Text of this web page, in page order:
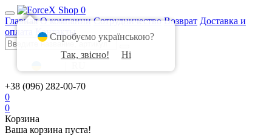
0
Главная О компании Сотрудничество Возврат Доставка и
оплата
Контакты
+38 (096) 282-00-70
0
0
Корзина
Ваша корзина пуста!
Спробуємо українською?
Так, звісно!
Ні